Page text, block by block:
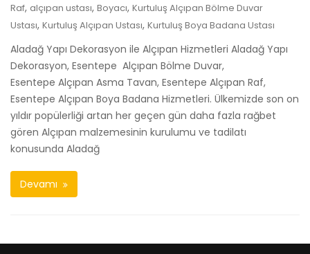
Raf, alçıpan ustası, Boyacı, Kurtuluş Alçıpan Bölme Duvar
Ustası, Kurtuluş Alçıpan Ustası, Kurtuluş Boya Badana Ustası
Aladağ Yapı Dekorasyon ile Alçıpan Hizmetleri Aladağ Yapı
Dekorasyon, Esentepe Alçıpan Bölme Duvar,
Esentepe Alçıpan Asma Tavan, Esentepe Alçıpan Raf,
Esentepe Alçıpan Boya Badana Hizmetleri. Ülkemizde son on
yıldır popülerliği artan her geçen gün daha fazla rağbet
gören Alçıpan malzemesinin kurulumu ve tadilatı
konusunda Aladağ
Devamı